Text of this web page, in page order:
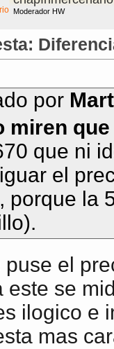
Moderador HW
por
miren
que ni
el
porque la
puse el
este se
ilogico e
mas